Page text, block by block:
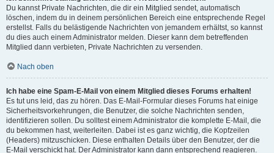
Du kannst Private Nachrichten, die dir ein Mitglied sendet, automatisch
löschen, indem du in deinem persönlichen Bereich eine entsprechende Regel
erstellst. Falls du belästigende Nachrichten von jemandem erhältst, so kannst
du dies auch einem Administrator melden. Dieser kann dem betreffenden
Mitglied dann verbieten, Private Nachrichten zu versenden.
Nach oben
Ich habe eine Spam-E-Mail von einem Mitglied dieses Forums erhalten!
Es tut uns leid, das zu hören. Das E-Mail-Formular dieses Forums hat einige
Sicherheitsvorkehrungen, die Benutzer, die solche Nachrichten senden,
identifizieren sollen. Du solltest einem Administrator die komplette E-Mail, die
du bekommen hast, weiterleiten. Dabei ist es ganz wichtig, die Kopfzeilen
(Headers) mitzuschicken. Diese enthalten Details über den Benutzer, der die
E-Mail verschickt hat. Der Administrator kann dann entsprechend reagieren.